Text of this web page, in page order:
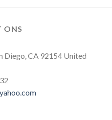
ONS
Diego, CA 92154 United